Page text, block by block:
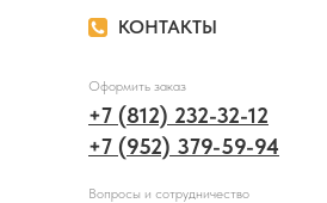
КОНТАКТЫ
+7 (812) 232-32-12
+7 (952) 379-59-94
Оформить заказ
Вопросы и сотрудничество